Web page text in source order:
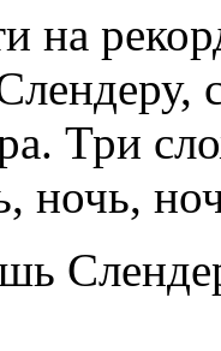
на
Три
ночь,